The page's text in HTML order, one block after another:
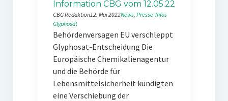
Information CBG vom 12.05.22
CBG Redaktion12. Mai 2022News, Presse-Infos
Glyphosat
Behördenversagen EU verschleppt
Glyphosat-Entscheidung Die
Europäische Chemikalienagentur
und die Behörde für
Lebensmittelsicherheit kündigten
eine Verschiebung der